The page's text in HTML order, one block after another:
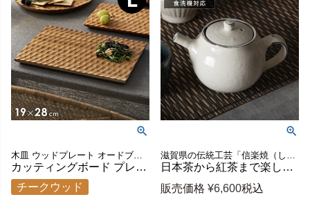
カッティングボード プレート 木製 チーク ウッド 約 Ｗ 19 × Ｄ 28 × Ｈ 1.5 お皿 TEAK WOOD カフェ [13874]【 トレイ トレー 食器 皿 名栗加工 天然木 チーク材 木 ウッド ランチプレート カフェプレート おしゃれ 可愛い かわいい 北欧 カフェ風 カフェ雑貨 アジアン雑貨 】
チークウッド
日本茶から紅茶まで楽しめる 信楽焼 粉引 急須[94930]
販売価格 ¥6,600税込